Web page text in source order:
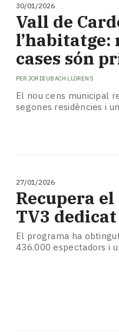
30/01/2026
​Vall de
l’habitatge:
cases són
PER JORDI UBACH LLORENS
El nou cens municipal
segones residències i
27/01/2026
Recupera
TV3
El programa ha
436.000 espectadors i